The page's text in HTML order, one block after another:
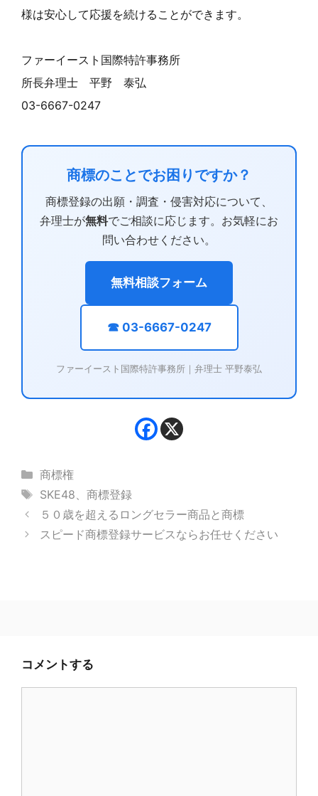
様は安心して応援を続けることができます。
ファーイースト国際特許事務所
所長弁理士 平野 泰弘
03-6667-0247
商標のことでお困りですか？
商標登録の出願・調査・侵害対応について、
弁理士が無料でご相談に応じます。お気軽にお
問い合わせください。
無料相談フォーム
☎ 03-6667-0247
ファーイースト国際特許事務所｜弁理士 平野泰弘
カ
テ
ー
商標権
タ
グ
SKE48、 商標登録
５０歳を超えるロングセラー商品と商標
スピード商標登録サービスならお任せください
コメントする